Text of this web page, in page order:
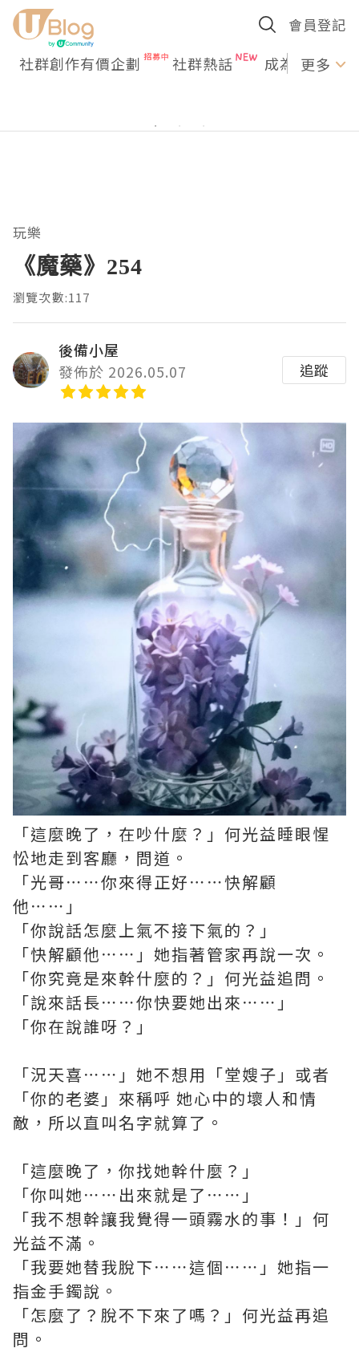
會員登記
社群創作有價企劃 社群熱話 成為U更多
玩樂
《魔藥》254
瀏覽次數:117
後備小屋
發佈於 2026.05.07
追蹤
「這麼晚了，在吵什麼？」何光益睡眼惺
忪地走到客廳，問道。
「光哥⋯⋯你來得正好⋯⋯快解顧
他⋯⋯」
「你說話怎麼上氣不接下氣的？」
「快解顧他⋯⋯」她指著管家再說一次。
「你究竟是來幹什麼的？」何光益追問。
「說來話長⋯⋯你快要她出來⋯⋯」
「你在說誰呀？」
「況天喜⋯⋯」她不想用「堂嫂子」或者
「你的老婆」來稱呼 她心中的壞人和情
敵，所以直叫名字就算了。
「這麼晚了，你找她幹什麼？」
「你叫她⋯⋯出來就是了⋯⋯」
「我不想幹讓我覺得一頭霧水的事！」何
光益不滿。
「我要她替我脫下⋯⋯這個⋯⋯」她指一
指金手鐲說。
「怎麼了？脫不下來了嗎？」何光益再追
問。